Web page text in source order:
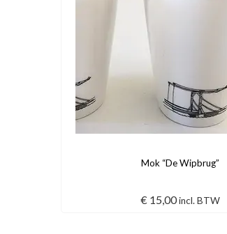
Mok “De Wipbrug”
€ 15,00incl. BTW